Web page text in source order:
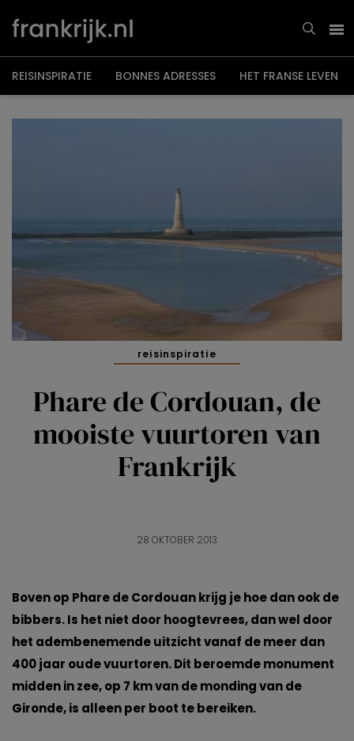
naar
inhoud
REISINSPIRATIE BONNES ADRESSES HET FRANSE LEVEN
reisinspiratie
Phare de Cordouan, de
mooiste vuurtoren van
Frankrijk
28 OKTOBER 2013
Boven op Phare de Cordouan krijg je hoe dan ook de
bibbers. Is het niet door hoogtevrees, dan wel door
het adembenemende uitzicht vanaf de meer dan
400 jaar oude vuurtoren. Dit beroemde monument
midden in zee, op 7 km van de monding van de
Gironde, is alleen per boot te bereiken.